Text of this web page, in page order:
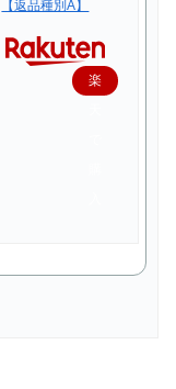
【返品種別A】
楽